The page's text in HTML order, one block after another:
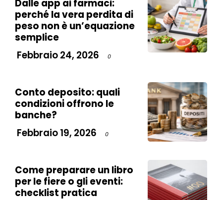
Dalle app ai farmaci:
perché la vera perdita di
peso non è un’equazione
semplice
Febbraio 24, 2026
0
Conto deposito: quali
condizioni offrono le
banche?
Febbraio 19, 2026
0
Come preparare un libro
per le fiere o gli eventi:
checklist pratica